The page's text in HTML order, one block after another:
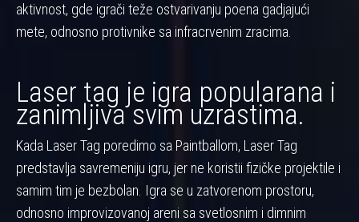
aktivnost, gde igrači teže ostvarivanju poena gadjajući
mete, odnosno protivnike sa infracrvenim zracima.
Laser tag je igra popularana i
zanimljiva svim uzrastima.
Kada Laser Tag poredimo sa Paintballom, Laser Tag
predstavlja savremeniju igru, jer ne koristii fizičke projektile i
samim tim je bezbolan. Igra se u zatvorenom prostoru,
odnosno improvizovanoj areni sa svetlosnim i dimnim